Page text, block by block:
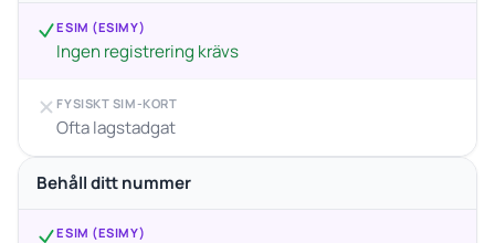
ESIM (ESIMY)
Ingen registrering krävs
FYSISKT SIM-KORT
Ofta lagstadgat
Behåll ditt nummer
ESIM (ESIMY)